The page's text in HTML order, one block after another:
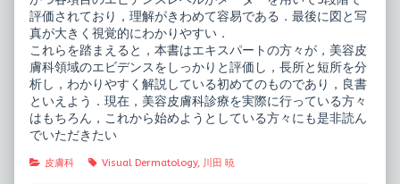
評価されており，理解がきわめて容易である．最後に図と写
真が大きく視覚的にわかりやすい．
これらを踏まえると，本書はエキスパートの方々が，美容皮
膚科領域のエビデンスをしっかりと評価し，長所と短所を分
析し，わかりやすく解説している初めてのものであり，良書
といえよう．現在，美容皮膚科診療を実際に行っている方々
はもちろん，これから始めようとしている方々にも是非読ん
でいただきたい
Categories
皮膚科 Tags
Visual Dermatology, 川田 暁